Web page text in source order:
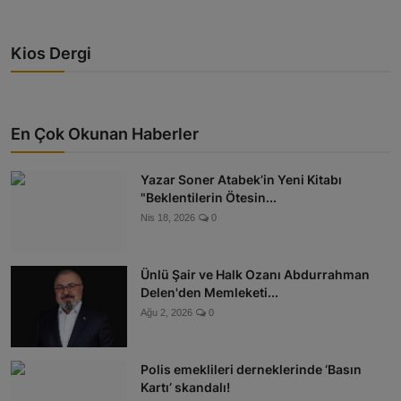
Kios Dergi
En Çok Okunan Haberler
Yazar Soner Atabek’in Yeni Kitabı
"Beklentilerin Ötesin...
Nis 18, 2026 0
Ünlü Şair ve Halk Ozanı Abdurrahman
Delen'den Memleketi...
Ağu 2, 2026 0
Polis emeklileri derneklerinde ‘Basın
Kartı’ skandalı!